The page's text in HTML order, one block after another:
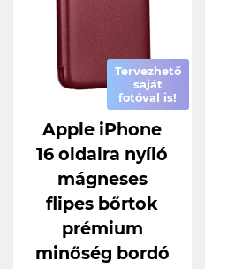
Tervezhető
saját
fotóval is!
Apple iPhone
16 oldalra nyíló
mágneses
flipes bőrtok
prémium
minőség bordó